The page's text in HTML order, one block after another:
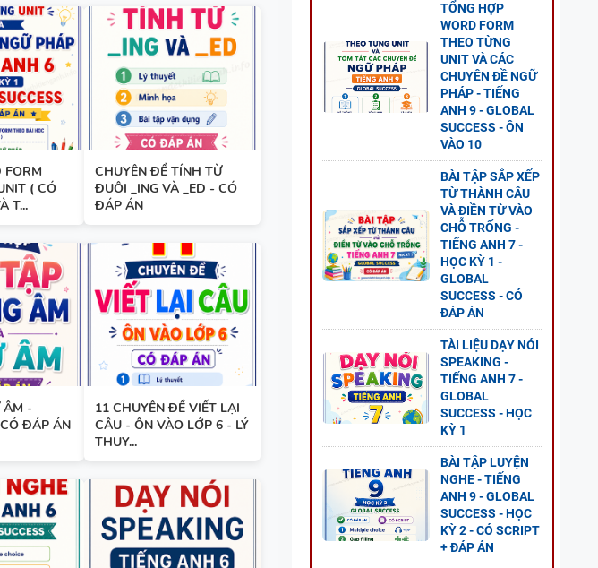
WORD FORM - C1 - C2 - CÓ
ĐỀ VIẾT LẠI CÂU - ÔN
6 - LÝ THUYẾT + BÀI TẬP +
VÀ NGỮ PHÁP - TIẾNG
- HỌC KỲ 1 - FILE WORD +
HỌA
FORM - TIẾNG ANH 11
SUCCESS - HỌC KỲ 1 - CÓ
FORM
( CÓ
T...
CHUYÊN ĐỀ TÍNH TỪ
ĐUÔI _ING VÀ _ED - CÓ
ĐÁP ÁN
ÂM -
ĐÁP ÁN
11 CHUYÊN ĐỀ VIẾT LẠI
CÂU - ÔN VÀO LỚP 6 - LÝ
THUY...
TỔNG HỢP
WORD FORM
THEO TỪNG
UNIT VÀ CÁC
CHUYÊN ĐỀ NGỮ
PHÁP - TIẾNG
ANH 9 - GLOBAL
SUCCESS - ÔN
VÀO 10
BÀI TẬP SẮP XẾP
TỪ THÀNH CÂU
VÀ ĐIỀN TỪ VÀO
CHỖ TRỐNG -
TIẾNG ANH 7 -
HỌC KỲ 1 -
GLOBAL
SUCCESS - CÓ
ĐÁP ÁN
TÀI LIỆU DẠY NÓI
SPEAKING -
TIẾNG ANH 7 -
GLOBAL
SUCCESS - HỌC
KỲ 1
BÀI TẬP LUYỆN
NGHE - TIẾNG
ANH 9 - GLOBAL
SUCCESS - HỌC
KỲ 2 - CÓ SCRIPT
+ ĐÁP ÁN